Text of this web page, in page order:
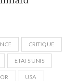
CRITIQUE
ETATS UNIS
USA